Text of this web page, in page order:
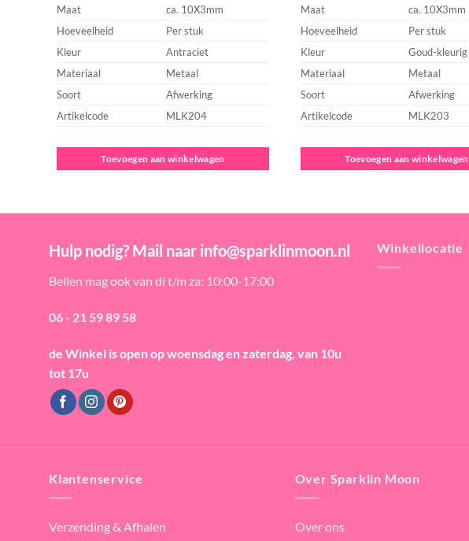
Maat
ca. 10X3mm
Hoeveelheid
Per stuk
Kleur
Antraciet
Materiaal
Metaal
Soort
Afwerking
Artikelcode
MLK204
Toevoegen aan winkelwagen
Maat
ca. 10X3mm
Hoeveelheid
Per stuk
Kleur
Goud-kleurig
Materiaal
Metaal
Soort
Afwerking
Artikelcode
MLK203
Toevoegen aan winkelwagen
Hulp nodig? Mail naar info@sparklinmoon.nl
Bellen mag ook van di t/m za: 10:00-17:00
06 - 21 59 89 58
de Winkel is openop woensdag en zaterdag, van 10u
tot 17u
Winkellocatie
Klantenservice
Verzending & Afhalen
Over Sparklin Moon
Over ons